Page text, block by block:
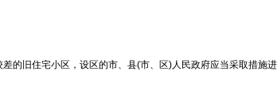
的旧住宅小区，设区的市、县(市、区)人民政府应当采取措施